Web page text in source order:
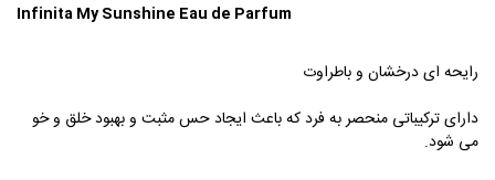
Infinita My Sunshine Eau de Parfum
رایحه ای درخشان و باطراوت
دارای ترکیباتی منحصر به فرد که باعث ایجاد حس مثبت و بهبود خلق و خو
می شود.